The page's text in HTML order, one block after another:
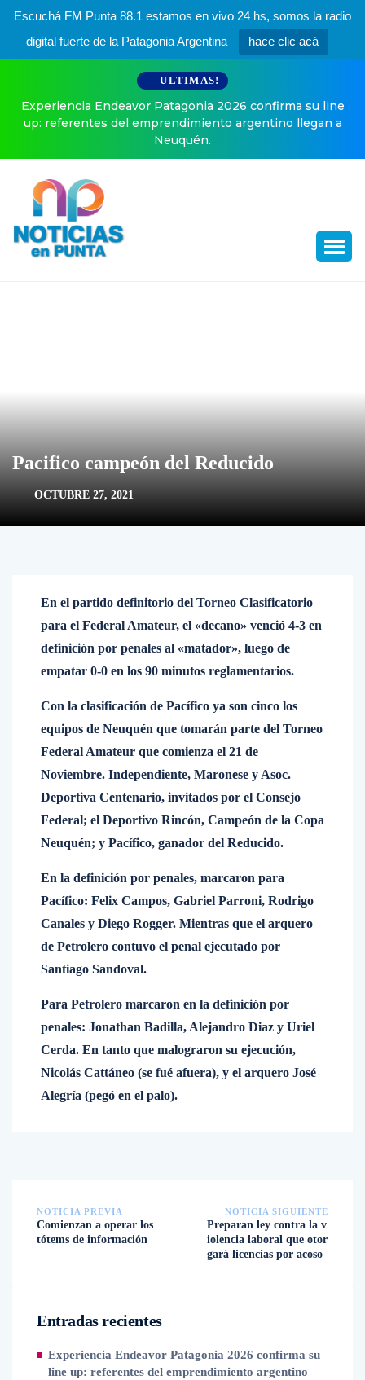
Escuchá FM Punta 88.1 estamos en vivo 24 hs, somos la radio
digital fuerte de la Patagonia Argentina
hace clic acá
ULTIMAS!
Experiencia Endeavor Patagonia 2026 confirma su line
up: referentes del emprendimiento argentino llegan a
Neuquén.
Pacifico campeón del Reducido
OCTUBRE 27, 2021
En el partido definitorio del Torneo Clasificatorio
para el Federal Amateur, el «decano» venció 4-3 en
definición por penales al «matador», luego de
empatar 0-0 en los 90 minutos reglamentarios.
Con la clasificación de Pacífico ya son cinco los
equipos de Neuquén que tomarán parte del Torneo
Federal Amateur que comienza el 21 de
Noviembre. Independiente, Maronese y Asoc.
Deportiva Centenario, invitados por el Consejo
Federal; el Deportivo Rincón, Campeón de la Copa
Neuquén; y Pacífico, ganador del Reducido.
En la definición por penales, marcaron para
Pacífico: Felix Campos, Gabriel Parroni, Rodrigo
Canales y Diego Rogger. Mientras que el arquero
de Petrolero contuvo el penal ejecutado por
Santiago Sandoval.
Para Petrolero marcaron en la definición por
penales: Jonathan Badilla, Alejandro Diaz y Uriel
Cerda. En tanto que malograron su ejecución,
Nicolás Cattáneo (se fué afuera), y el arquero José
Alegría (pegó en el palo).
NOTICIA PREVIA
Comienzan a operar los
tótems de información
NOTICIA SIGUIENTE
Preparan ley contra la v
iolencia laboral que otor
gará licencias por acoso
Entradas recientes
Experiencia Endeavor Patagonia 2026 confirma su
line up: referentes del emprendimiento argentino